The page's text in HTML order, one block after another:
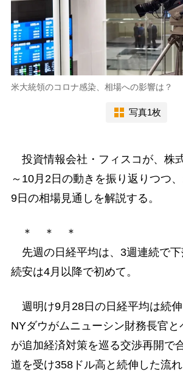
米大統領のコロナ感染、相場への影響は？
写真1枚
投資情報会社・フィスコが、株
～10月2日の動きを振り返りつつ
9日の相場見通しを解説する。
＊ ＊ ＊
先週の日経平均は、3週連続で下
続安は4月以降で初めて。
週明け9月28日の日経平均は続
NYダウがムニューシン財務長官
が追加経済対策を巡る交渉再開で
道を受け358ドル高と続伸した流